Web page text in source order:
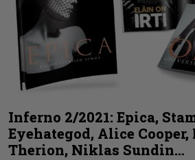
Inferno 2/2021: Epica,
Eyehategod, Alice
Therion, Niklas Sundin…